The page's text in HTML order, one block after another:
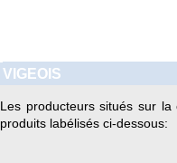
VIGEOIS
Les producteurs situés sur
produits labélisés ci-dessous: